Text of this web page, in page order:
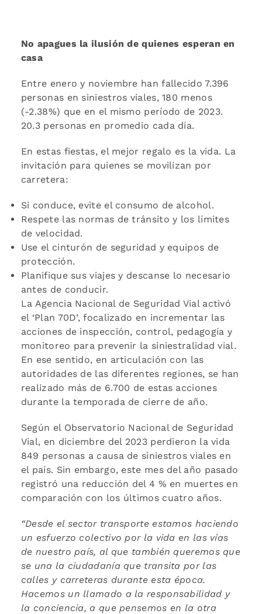
No apagues la ilusión de quienes esperan en
casa
Entre enero y noviembre han fallecido 7.396
personas en siniestros viales, 180 menos
(-2.38%) que en el mismo período de 2023.
20.3 personas en promedio cada día.
En estas fiestas, el mejor regalo es la vida. La
invitación para quienes se movilizan por
carretera:
Si conduce, evite el consumo de alcohol.
Respete las normas de tránsito y los límites
de velocidad.
Use el cinturón de seguridad y equipos de
protección.
Planifique sus viajes y descanse lo necesario
antes de conducir.
La Agencia Nacional de Seguridad Vial activó
el ‘Plan 70D’, focalizado en incrementar las
acciones de inspección, control, pedagogía y
monitoreo para prevenir la siniestralidad vial.
En ese sentido, en articulación con las
autoridades de las diferentes regiones, se han
realizado más de 6.700 de estas acciones
durante la temporada de cierre de año.
Según el Observatorio Nacional de Seguridad
Vial, en diciembre del 2023 perdieron la vida
849 personas a causa de siniestros viales en
el país. Sin embargo, este mes del año pasado
registró una reducción del 4 % en muertes en
comparación con los últimos cuatro años.
“Desde el sector transporte estamos haciendo
un esfuerzo colectivo por la vida en las vías
de nuestro país, al que también queremos que
se una la ciudadanía que transita por las
calles y carreteras durante esta época.
Hacemos un llamado a la responsabilidad y
la conciencia, a que pensemos en la otra